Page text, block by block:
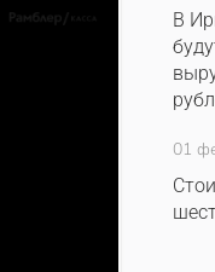
В
01